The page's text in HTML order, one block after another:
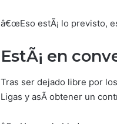
â€œEso estÃ¡ lo previsto,
EstÃ¡ en
Tras ser dejado libre por los
Ligas y asÃ­ obtener un